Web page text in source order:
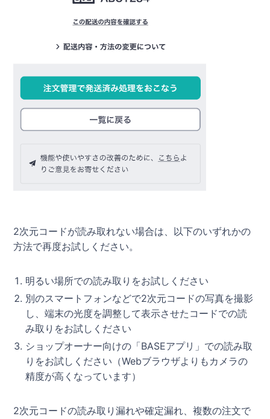
2次元コードが読み取れない場合は、以下のいずれかの
方法で再度お試しください。
明るい場所での読み取りをお試しください
別のスマートフォンなどで2次元コードの写真を撮影
し、端末の光度を調整して表示させたコードでの読
み取りをお試しください
ショップオーナー向けの「BASEアプリ」での読み取
りをお試しください（Webブラウザよりもカメラの
精度が高くなっています）
2次元コードの読み取り漏れや確定漏れ、複数の注文で